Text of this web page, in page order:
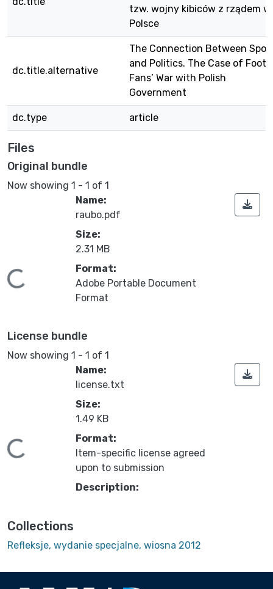
tzw. wojny kibiców z rządem w
Polsce
dc.title.alternative
The Connection Between
and Politics. The Case of
Fans’ War with Polish
Government
dc.type article
Files
Original bundle
Now showing 1 - 1 of 1
Name:
raubo.pdf
Size:
2.31 MB
Format:
Adobe Portable Document
Format
License bundle
Now showing 1 - 1 of 1
Name:
license.txt
Size:
1.49 KB
Format:
Item-specific license agreed
upon to submission
Description:
Collections
Refleksje, wydanie specjalne, wiosna 2012